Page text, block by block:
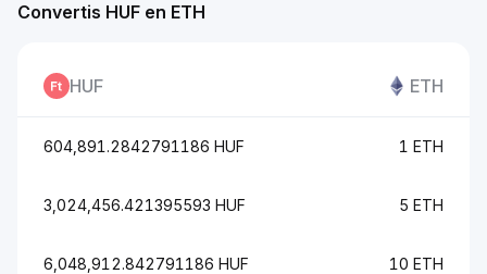
Convertis HUF en ETH
HUF ETH
604,891.2842791186 HUF 1 ETH
3,024,456.421395593 HUF 5 ETH
6,048,912.842791186 HUF 10 ETH